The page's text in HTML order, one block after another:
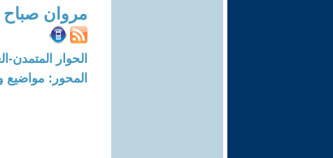
مروان صباح
الحوار المتمدن-العدد: 7045 - 2021 / 10
المحور: مواضيع